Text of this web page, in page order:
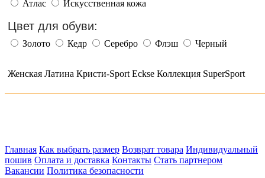
Атлас Искусственная кожа
Цвет для обуви:
Золото Кедр Серебро Флэш Черный
Женская Латина Кристи-Sport Eckse Коллекция SuperSport
Главная Как выбрать размер Возврат товара Индивидуальный
пошив Оплата и доставка Контакты Стать партнером
Вакансии Политика безопасности